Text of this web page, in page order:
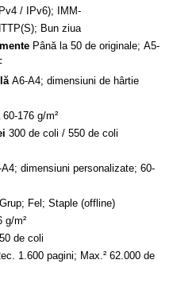
/ IPv6); IMM-
Bun ziua
Până la 50 de originale; A5-
A6-A4; dimensiuni de hârtie
60-176 g/m²
300 de coli / 550 de coli
dimensiuni personalizate; 60-
Grup; Fel; Staple (offline)
g/m²
de coli
1.600 pagini; Max.² 62.000 de